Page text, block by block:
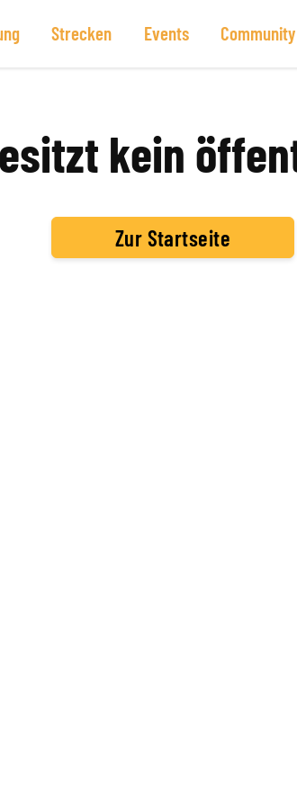
Strecken Events Community
kein
Zur Startseite